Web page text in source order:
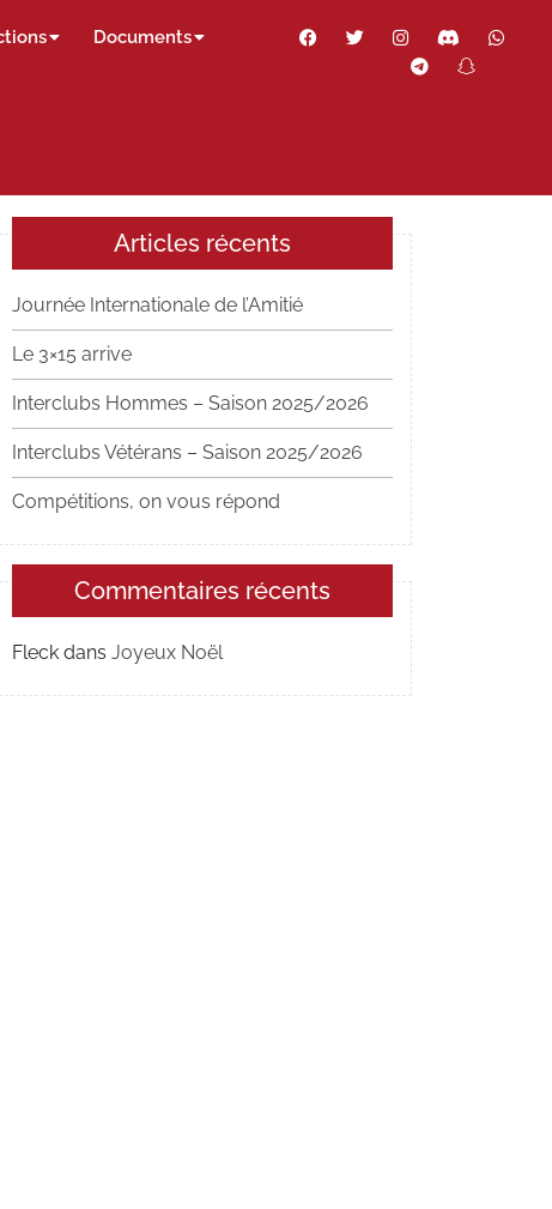
Documents Facebook
Twitter InstagramDiscord
Telegram
Articles récents
Journée Internationale de l’Amitié
Le 3×15 arrive
Interclubs Hommes – Saison 2025/2026
Interclubs Vétérans – Saison 2025/2026
Compétitions, on vous répond
Commentaires récents
Fleck dans Joyeux Noël